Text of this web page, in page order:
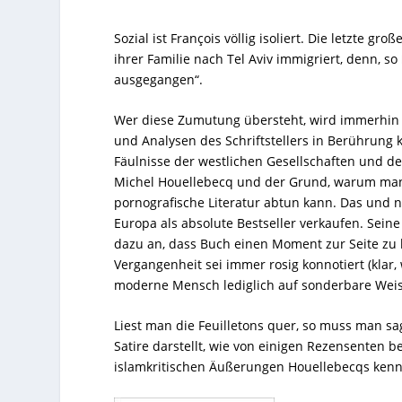
Sozial ist François völlig isoliert. Die letzte
ihrer Familie nach Tel Aviv immigriert, denn,
ausgegangen“.
Wer diese Zumutung übersteht, wird
und Analysen des Schriftstellers in
Fäulnisse der westlichen Gesellschaften und
Michel Houellebecq und der Grund, warum
pornografische Literatur abtun kann. Das und
Europa als absolute Bestseller verkaufen.
dazu an, dass Buch einen Moment zur Seite
Vergangenheit sei immer rosig konnotiert
moderne Mensch lediglich auf sonderbare
Liest man die Feuilletons quer, so muss man
Satire darstellt, wie von einigen Rezensenten
islamkritischen Äußerungen Houellebecqs